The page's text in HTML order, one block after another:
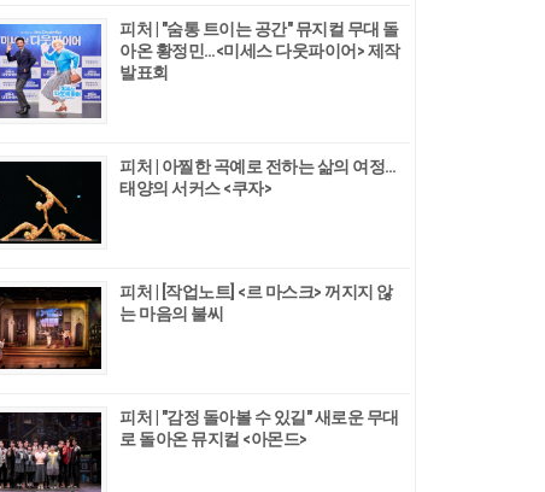
피처 | "숨통 트이는 공간" 뮤지컬 무대 돌
아온 황정민…<미세스 다웃파이어> 제작
발표회
피처 | 아찔한 곡예로 전하는 삶의 여정…
태양의 서커스 <쿠자>
피처 | [작업노트] <르 마스크> 꺼지지 않
는 마음의 불씨
피처 | "감정 돌아볼 수 있길" 새로운 무대
로 돌아온 뮤지컬 <아몬드>